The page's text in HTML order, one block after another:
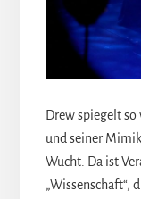
Drew spiegelt
und seiner
Wucht. Da ist
„Wissenschaft“,